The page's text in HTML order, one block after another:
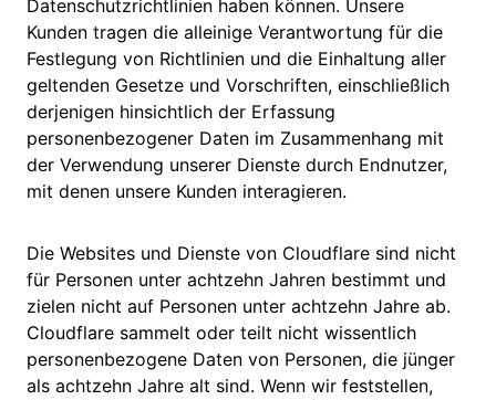
Datenschutzrichtlinien haben können. Unsere
Kunden tragen die alleinige Verantwortung für die
Festlegung von Richtlinien und die Einhaltung aller
geltenden Gesetze und Vorschriften, einschließlich
derjenigen hinsichtlich der Erfassung
personenbezogener Daten im Zusammenhang mit
der Verwendung unserer Dienste durch Endnutzer,
mit denen unsere Kunden interagieren.
Die Websites und Dienste von Cloudflare sind nicht
für Personen unter achtzehn Jahren bestimmt und
zielen nicht auf Personen unter achtzehn Jahre ab.
Cloudflare sammelt oder teilt nicht wissentlich
personenbezogene Daten von Personen, die jünger
als achtzehn Jahre alt sind. Wenn wir feststellen,